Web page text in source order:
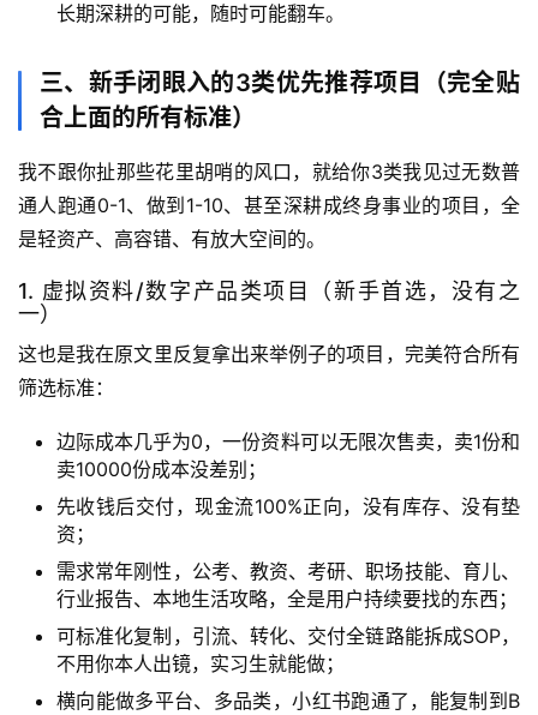
专
区
长期深耕的可能，随时可能翻车。
三、新手闭眼入的3类优先推荐项目（完全贴
合上面的所有标准）
我不跟你扯那些花里胡哨的风口，就给你3类我见过无数普
通人跑通0-1、做到1-10、甚至深耕成终身事业的项目，全
是轻资产、高容错、有放大空间的。
1. 虚拟资料/数字产品类项目（新手首选，没有之
一）
这也是我在原文里反复拿出来举例子的项目，完美符合所有
筛选标准：
边际成本几乎为0，一份资料可以无限次售卖，卖1份和
卖10000份成本没差别；
先收钱后交付，现金流100%正向，没有库存、没有垫
资；
需求常年刚性，公考、教资、考研、职场技能、育儿、
行业报告、本地生活攻略，全是用户持续要找的东西；
可标准化复制，引流、转化、交付全链路能拆成SOP，
不用你本人出镜，实习生就能做；
横向能做多平台、多品类，小红书跑通了，能复制到B